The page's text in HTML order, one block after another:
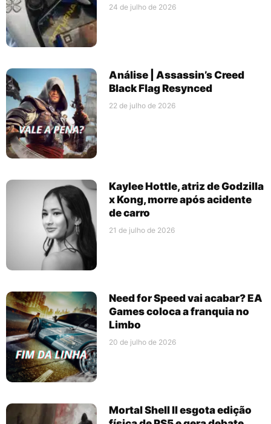
24 de julho de 2026
Análise | Assassin’s Creed
Black Flag Resynced
22 de julho de 2026
Kaylee Hottle, atriz de Godzilla
x Kong, morre após acidente
de carro
21 de julho de 2026
Need for Speed vai acabar? EA
Games coloca a franquia no
Limbo
20 de julho de 2026
Mortal Shell II esgota edição